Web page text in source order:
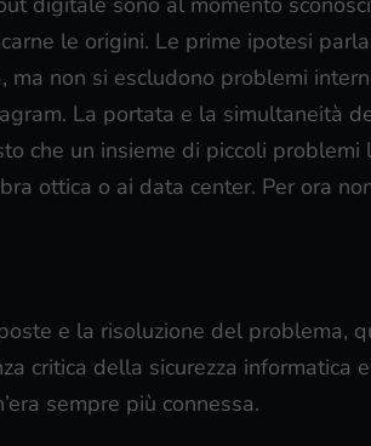
le origini. Le prime ipotesi
ma non si escludono problemi
La portata e la simultaneità
che un insieme di piccoli problemi
ottica o ai data center. Per ora
e la risoluzione del problema,
critica della sicurezza informatica
sempre più connessa.